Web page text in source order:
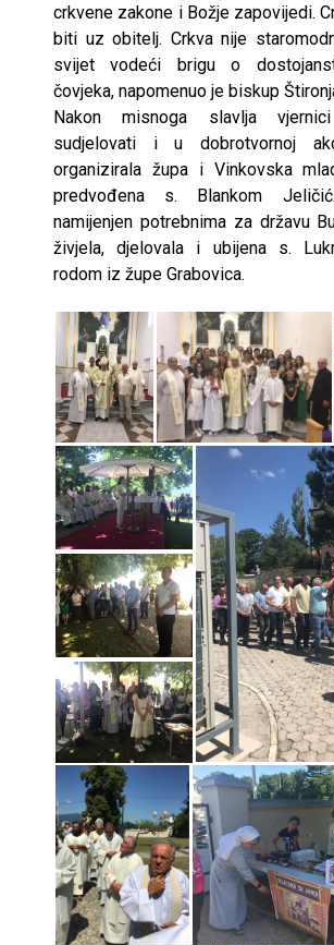
crkvene zakone i Božje zapovijedi.
biti uz obitelj. Crkva nije
svijet vodeći brigu o
čovjeka, napomenuo je biskup
Nakon misnoga slavlja
sudjelovati i u dobrotvornoj
organizirala župa i Vinkovska
predvođena s. Blankom
namijenjen potrebnima za državu
živjela, djelovala i ubijena s.
rodom iz župe Grabovica.